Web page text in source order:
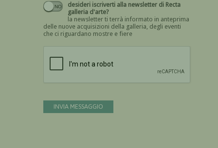
desideri iscriverti alla newsletter di Recta
galleria d'arte?
la newsletter ti terrà informato in anteprima
delle nuove acquisizioni della galleria, degli eventi
che ci riguardano mostre e fiere
INVIA MESSAGGIO